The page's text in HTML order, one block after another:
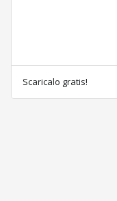
Scaricalo gratis!